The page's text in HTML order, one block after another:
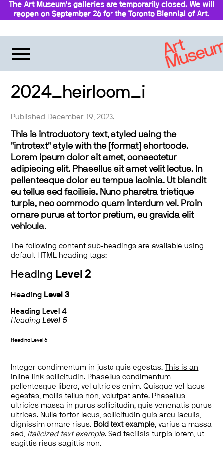
The Art Museum’s galleries are temporarily closed. We will
reopen on September 26 for the Toronto Biennial of Art.
2024_heirloom_i
Published December 19, 2023.
This is introductory text, styled using the
"introtext" style with the [format] shortcode.
Lorem ipsum dolor sit amet, consectetur
adipiscing elit. Phasellus sit amet velit lectus. In
pellentesque dolor eu tempus lacinia. Ut blandit
eu tellus sed facilisis. Nunc pharetra tristique
turpis, nec commodo quam interdum vel. Proin
ornare purus at tortor pretium, eu gravida elit
vehicula.
The following content sub-headings are available using
default HTML heading tags:
Heading Level 2
Heading Level 3
Heading Level 4
HeadingLevel 5
Heading Level 6
Integer condimentum in justo quis egestas.
This is an
inline link sollicitudin. Phasellus condimentum
pellentesque libero, vel ultricies enim. Quisque vel lacus
egestas, mollis tellus non, volutpat ante. Phasellus
ultricies massa in purus sollicitudin, quis venenatis purus
ultrices. Nulla tortor lacus, sollicitudin quis arcu iaculis,
dignissim ornare risus. Bold text example, varius a massa
sed, italicized text example. Sed facilisis turpis lorem, ut
sagittis risus sagittis non.